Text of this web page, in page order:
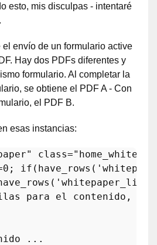
esto, mis disculpas - intentaré
envío de un formulario active
Hay dos PDFs diferentes y
formulario. Al completar la
se obtiene el PDF A - Con
el PDF B.
esas instancias:
class="
if ( have_rows ('
(' whitepaper_list
para el contenido ,
...